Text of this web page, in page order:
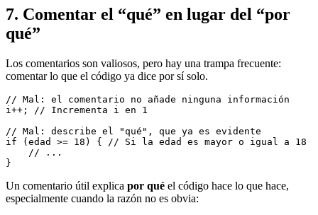
7. Comentar el “qué” en lugar del “por
qué”
Los comentarios son valiosos, pero hay una trampa frecuente:
comentar lo que el código ya dice por sí solo.
// Mal: el comentario no añade ninguna información
i++; // Incrementa i en 1
// Mal: describe el "qué", que ya es evidente
if (edad >= 18) { // Si la edad es mayor o igual a 18
// ...
}
Un comentario útil explica por qué el código hace lo que hace,
especialmente cuando la razón no es obvia: